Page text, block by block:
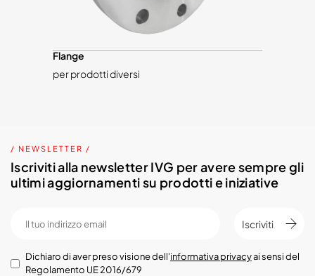
Flange
per prodotti diversi
/ NEWSLETTER /
Iscriviti alla newsletter IVG per avere sempre gli
ultimi aggiornamenti su prodotti e iniziative
Iscriviti
Dichiaro di aver preso visione dell'informativa privacyai sensi del
Regolamento UE 2016/679